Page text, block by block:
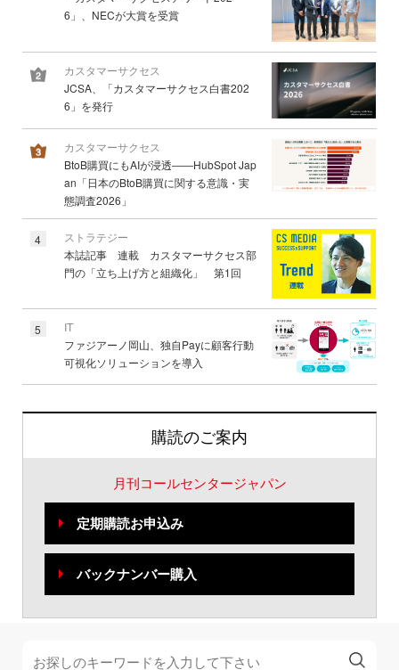
6」、NECが大賞を受賞
カスタマーサクセス
JCSA、「カスタマーサクセス白書202
6」を発行
カスタマーサクセス
BtoB購買にもAIが浸透――HubSpot Jap
an「日本のBtoB購買に関する意識・実
態調査2026」
4
ストラテジー
本誌記事 連載 カスタマーサクセス部
門の「立ち上げ方と組織化」 第1回
5
IT
ファジアーノ岡山、独自Payに顧客行動
可視化ソリューションを導入
購読のご案内
月刊コールセンタージャパン
定期購読お申込み
バックナンバー購入